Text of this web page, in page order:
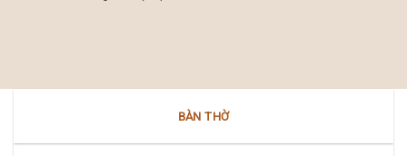
Nam
Bộ
Nữ
Bắc
BÀN THỜ